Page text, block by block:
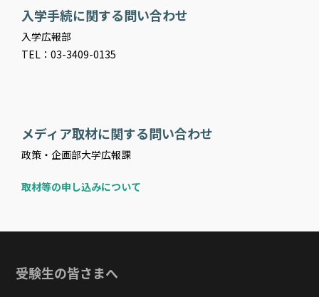
入学手続に関する問い合わせ
入学広報部
TEL：03-3409-0135
メディア取材に関する問い合わせ
政策・企画部大学広報課
取材等の申し込みについて
受験生の皆さまへ